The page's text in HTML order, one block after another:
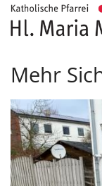
Zum Inhalt
Mehr